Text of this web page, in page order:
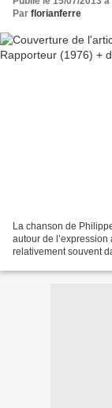
Par florianferre
La chanson de
autour de
relativement souvent